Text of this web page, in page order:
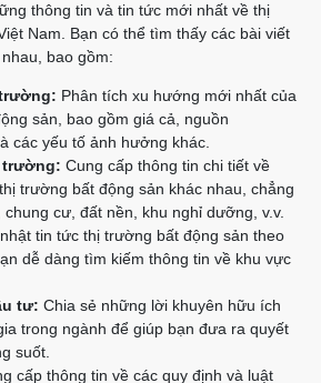
thông tin và tin tức mới nhất về thị
Nam. Bạn có thể tìm thấy các bài viết
bao gồm:
Phân tích xu hướng mới nhất của
sản, bao gồm giá cả, nguồn
các yếu tố ảnh hưởng khác.
trường: Cung cấp thông tin chi tiết về
trường bất động sản khác nhau, chẳng
cư, đất nền, khu nghỉ dưỡng, v.v.
tin tức thị trường bất động sản theo
dễ dàng tìm kiếm thông tin về khu vực
tư: Chia sẻ những lời khuyên hữu ích
trong ngành để giúp bạn đưa ra quyết
suốt.
cấp thông tin về các quy định và luật